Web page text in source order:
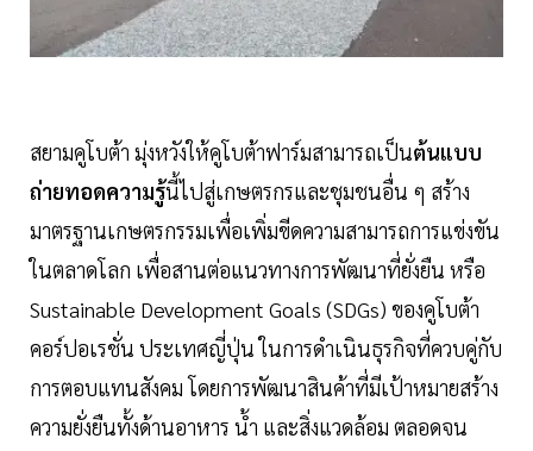
สยามคูโบต้า มุ่งหวังให้คูโบต้าฟาร์มสามารถเป็นต้นแบบ
ถ่ายทอดความรู้นี้ไปสู่เกษตรกรและชุมชนอื่น ๆ สร้าง
มาตรฐานเกษตรกรรมเพื่อเพิ่มขีดความสามารถการแข่งขัน
ในตลาดโลก เพื่อสานต่อแนวทางการพัฒนาที่ยั่งยืน หรือ
Sustainable Development Goals (SDGs) ของคูโบต้า
คอร์ปอเรชั่น ประเทศญี่ปุ่น ในการดำเนินธุรกิจที่ควบคู่กับ
การตอบแทนสังคม โดยการพัฒนาสินค้าที่มีเป้าหมายสร้าง
ความยั่งยืนทั้งด้านอาหาร น้ำ และสิ่งแวดล้อม ตลอดจน